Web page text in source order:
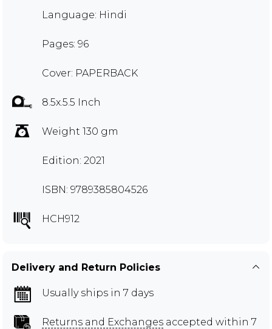
Language: Hindi
Pages: 96
Cover: PAPERBACK
8.5x.5.5 Inch
Weight 130 gm
Edition: 2021
ISBN: 9789385804526
HCH912
Delivery and Return Policies
Usually ships in 7 days
Returns and Exchanges accepted within 7